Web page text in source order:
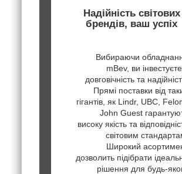
Надійність світових
брендів, ваш успіх
Вибираючи
mBev, ви
довговічність та
Прямі поставки від
гігантів, як Lindr, UBC,
John Guest
високу якість та
світовим
Широкий
дозволить підібрати
рішення для будь-